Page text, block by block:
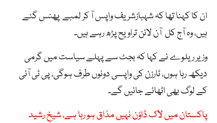
ان کا کہنا تھا کہ شہبازشریف واپس آ کر لمبے پھنس گئے
ہیں، وہ آج کل آن لائن تراویح پڑھ رہے ہیں۔
وزیر ریلوے نے کہا کہ بجٹ سے پہلے سیاست میں گرمی
دیکھ رہا ہوں، ٹارزن کی واپسی دونوں طرف ہوگی، پی ٹی آئی
کے لوگ بھی اٹھائے جائیں گے۔
پاکستان میں لاک ڈاؤن نہیں مذاق ہو رہا ہے، شیخ رشید